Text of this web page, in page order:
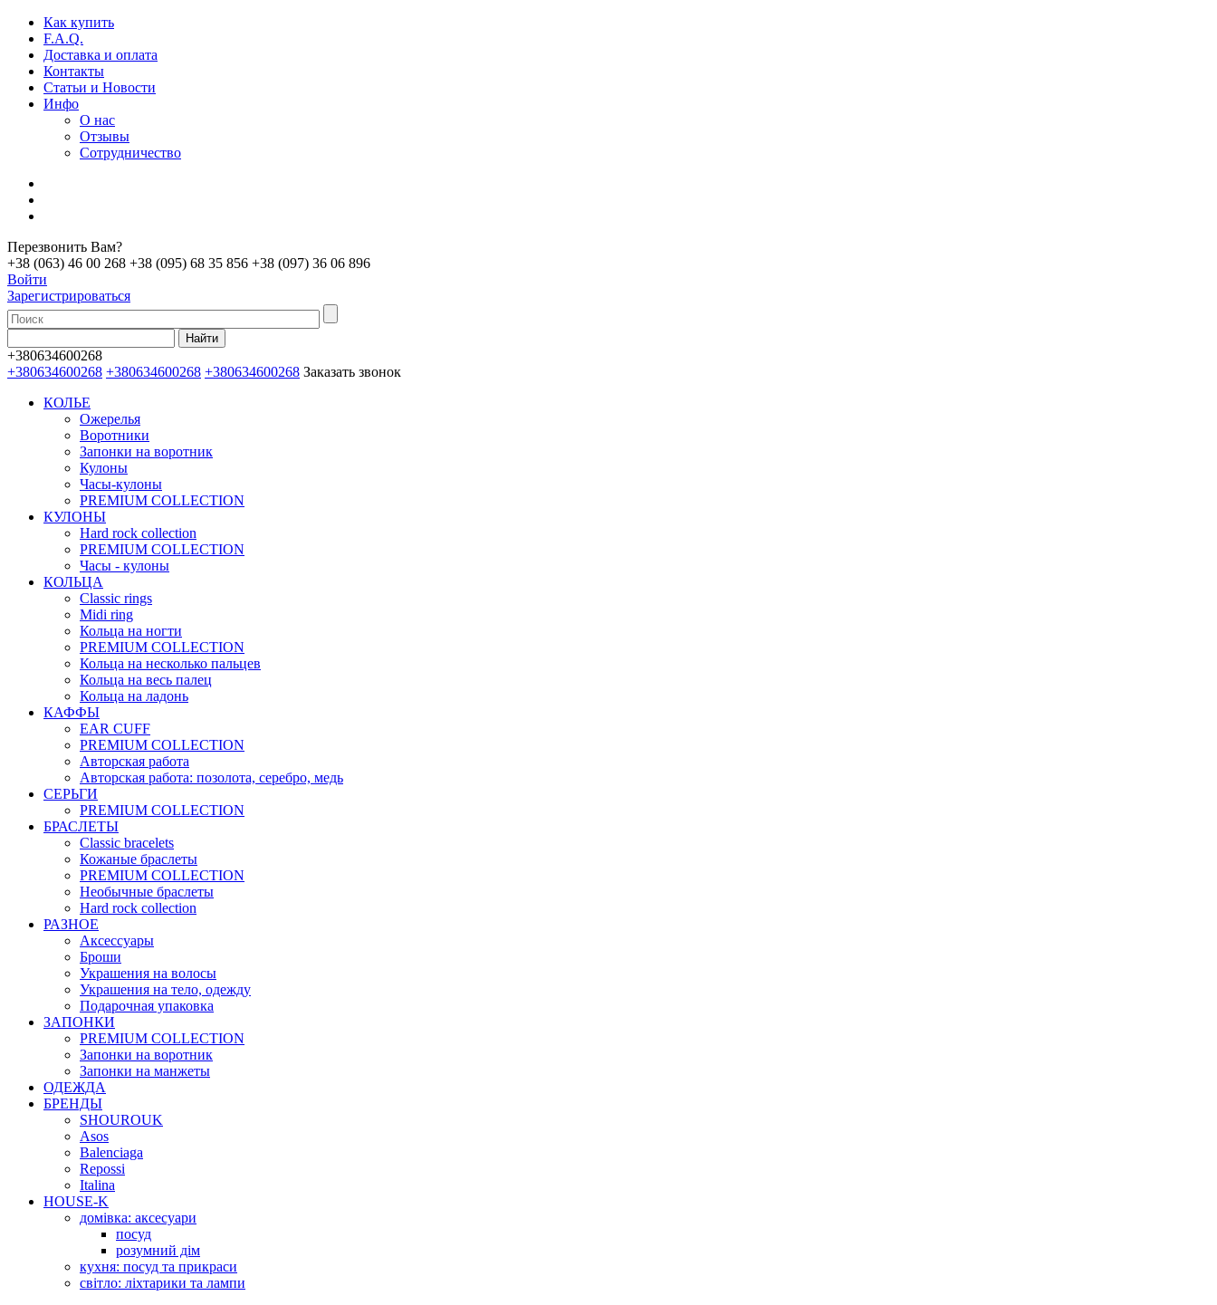
Как купить
F.A.Q.
Доставка и оплата
Контакты
Статьи и Новости
Инфо
О нас
Отзывы
Сотрудничество
Перезвонить Вам?
+38 (063) 46 00 268 +38 (095) 68 35 856 +38 (097) 36 06 896
Войти
Зарегистрироваться
+380634600268
+380634600268 +380634600268 +380634600268 Заказать звонок
КОЛЬЕ
Ожерелья
Воротники
Запонки на воротник
Кулоны
Часы-кулоны
PREMIUM COLLECTION
КУЛОНЫ
Hard rock collection
PREMIUM COLLECTION
Часы - кулоны
КОЛЬЦА
Classic rings
Midi ring
Кольца на ногти
PREMIUM COLLECTION
Кольца на несколько пальцев
Кольца на весь палец
Кольца на ладонь
КАФФЫ
EAR CUFF
PREMIUM COLLECTION
Авторская работа
Авторская работа: позолота, серебро, медь
СЕРЬГИ
PREMIUM COLLECTION
БРАСЛЕТЫ
Classic bracelets
Кожаные браслеты
PREMIUM COLLECTION
Необычные браслеты
Hard rock collection
РАЗНОЕ
Аксессуары
Броши
Украшения на волосы
Украшения на тело, одежду
Подарочная упаковка
ЗАПОНКИ
PREMIUM COLLECTION
Запонки на воротник
Запонки на манжеты
ОДЕЖДА
БРЕНДЫ
SHOUROUK
Asos
Balenciaga
Repossi
Italina
HOUSE-K
домівка: аксесуари
посуд
розумний дім
кухня: посуд та прикраси
світло: ліхтарики та лампи